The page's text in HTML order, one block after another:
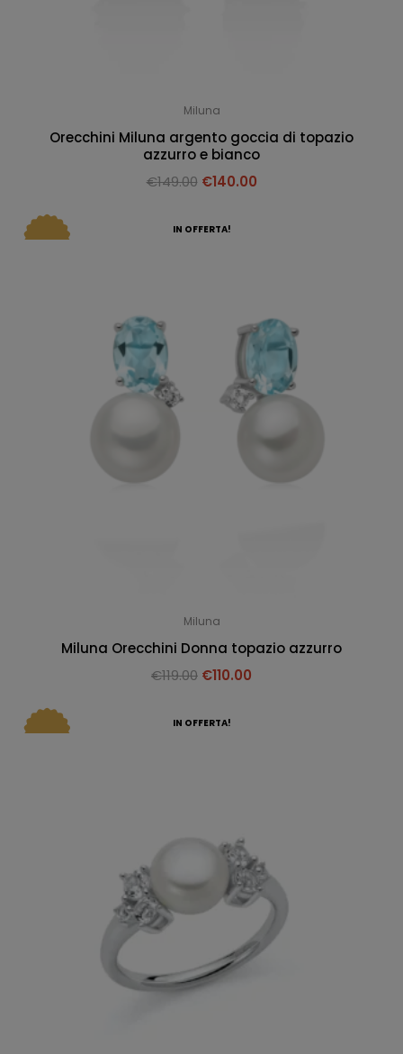
Miluna
Orecchini Miluna argento goccia di topazio
azzurro e bianco
€149.00 €140.00
IN OFFERTA!
Miluna
Miluna Orecchini Donna topazio azzurro
€119.00 €110.00
IN OFFERTA!